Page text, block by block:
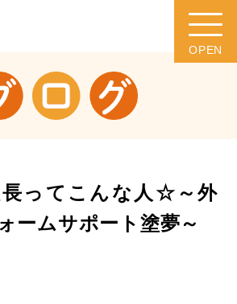
ってこんな人☆～外
ームサポート塗夢～